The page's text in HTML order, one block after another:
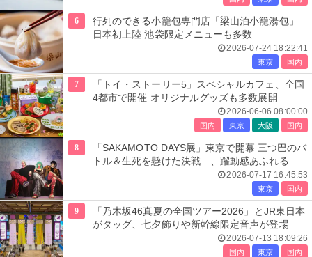
6
行列のできる小籠包専門店「梁山泊小籠湯包」
日本初上陸 池袋限定メニューも多数
2026-07-24 18:22:41
東京 国内
7
「トイ・ストーリー5」スペシャルカフェ、全国
4都市で開催 オリジナルグッズも多数展開
2026-06-06 08:00:00
国内 東京 大阪 国内
8
「SAKAMOTO DAYS展」東京で開幕 三つ巴のバ
トル＆生死を懸けた決戦…、躍動感あふれる展
2026-07-17 16:45:53
東京 国内
9
「乃木坂46真夏の全国ツアー2026」とJR東日本
がタッグ、七夕飾りや新幹線限定音声が登場
2026-07-13 18:09:26
国内 東京 国内